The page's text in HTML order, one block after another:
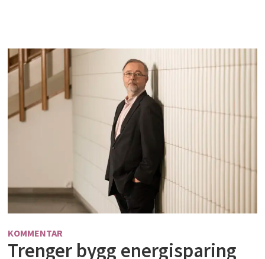
KOMMENTAR
Trenger bygg energisparing